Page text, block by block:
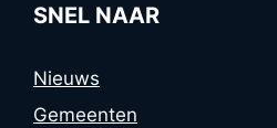
SNEL NAAR
Nieuws
Gemeenten